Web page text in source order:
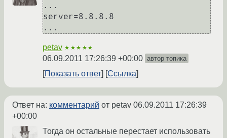
...
server=8.8.8.8
petav ★★★★★
06.09.2011 17:26:39 +00:00 автор топика
Показать ответ Ссылка
Ответ на: комментарий от petav 06.09.2011 17:26:39
+00:00
Тогда он остальные перестает использовать